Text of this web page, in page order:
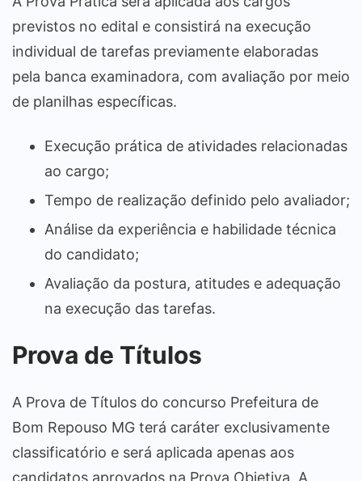
previstos no edital e consistirá na execução
individual de tarefas previamente elaboradas
pela banca examinadora, com avaliação por meio
de planilhas específicas.
Execução prática de atividades relacionadas
ao cargo;
Tempo de realização definido pelo avaliador;
Análise da experiência e habilidade técnica
do candidato;
Avaliação da postura, atitudes e adequação
na execução das tarefas.
Prova de Títulos
A Prova de Títulos do concurso Prefeitura de
Bom Repouso MG terá caráter exclusivamente
classificatório e será aplicada apenas aos
candidatos aprovados na Prova Objetiva. A